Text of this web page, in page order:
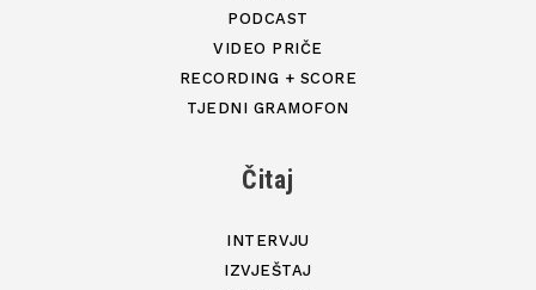
PODCAST
VIDEO PRIČE
RECORDING + SCORE
TJEDNI GRAMOFON
Čitaj
INTERVJU
IZVJEŠTAJ